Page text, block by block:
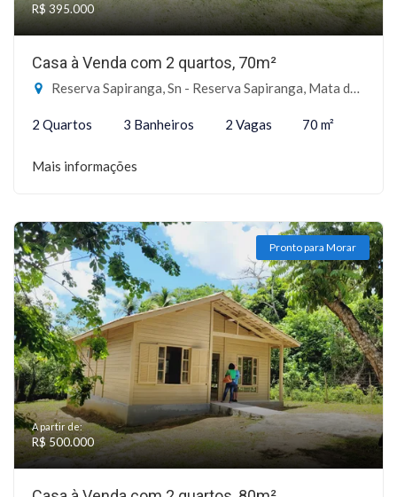
R$ 395.000
Casa à Venda com 2 quartos, 70m²
Reserva Sapiranga, Sn - Reserva Sapiranga, Mata de São João-BA
2 Quartos 3 Banheiros 2 Vagas 70 m²
Mais informações
Pronto para Morar
A partir de:
R$ 500.000